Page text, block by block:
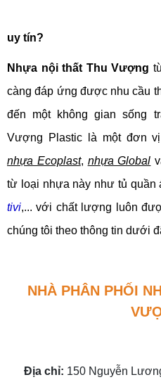
uy tín?
Nhựa nội thất Thu Vượng
càng đáp ứng được nhu cầu
đến một không gian sống
Vượng Plastic là một đơn
nhựa Ecoplast, nhựa Global
từ loại nhựa này như tủ quần
tivi,... với chất lượng luôn
chúng tôi theo thông tin dưới
NHÀ PHÂN PHỐI
Địa chỉ: 150 Nguyễn